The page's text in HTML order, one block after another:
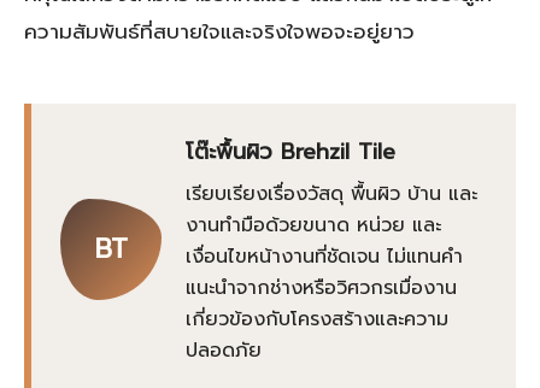
ความสัมพันธ์ที่สบายใจและจริงใจพอจะอยู่ยาว
BT
โต๊ะพื้นผิว Brehzil Tile
เรียบเรียงเรื่องวัสดุ พื้นผิว บ้าน และ
งานทำมือด้วยขนาด หน่วย และ
เงื่อนไขหน้างานที่ชัดเจน ไม่แทนคำ
แนะนำจากช่างหรือวิศวกรเมื่องาน
เกี่ยวข้องกับโครงสร้างและความ
ปลอดภัย